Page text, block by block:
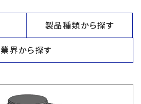
製品種類から探す
業界から探す